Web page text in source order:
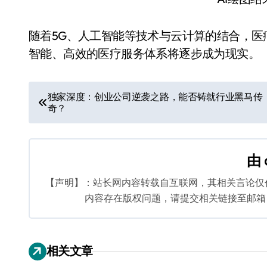
随着5G、人工智能等技术与云计算的结合，
智能、高效的医疗服务体系将逐步成为现实。
文
章
导
独家深度：创业公司逆袭之路，能否铸就行业黑马传
奇？
由
【声明】：站长网内容转载自互联网，其相关言论
内容存在版权问题，请提交相关链接至邮
相关文章